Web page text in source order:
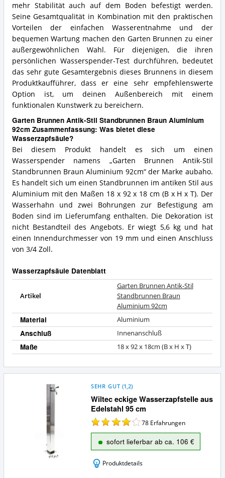
mehr Stabilität auch auf dem Boden befestigt werden.
Seine Gesamtqualität in Kombination mit den praktischen
Vorteilen der einfachen Wasserentnahme und der
bequemen Wartung machen den Garten Brunnen zu einer
außergewöhnlichen Wahl. Für diejenigen, die ihren
persönlichen Wasserspender-Test durchführen, bedeutet
das sehr gute Gesamtergebnis dieses Brunnens in diesem
Produktkaufführer, dass er eine sehr empfehlenswerte
Option ist, um deinen Außenbereich mit einem
funktionalen Kunstwerk zu bereichern.
Garten Brunnen Antik-Stil Standbrunnen Braun Aluminium
92cm Zusammenfassung: Was bietet diese
Wasserzapfsäule?
Bei diesem Produkt handelt es sich um einen
Wasserspender namens „Garten Brunnen Antik-Stil
Standbrunnen Braun Aluminium 92cm“ der Marke aubaho.
Es handelt sich um einen Standbrunnen im antiken Stil aus
Aluminium mit den Maßen 18 x 92 x 18 cm (B x H x T). Der
Wasserhahn und zwei Bohrungen zur Befestigung am
Boden sind im Lieferumfang enthalten. Die Dekoration ist
nicht Bestandteil des Angebots. Er wiegt 5,6 kg und hat
einen Innendurchmesser von 19 mm und einen Anschluss
von 3/4 Zoll.
Wasserzapfsäule Datenblatt
Artikel
Garten Brunnen Antik-Stil
Standbrunnen Braun
Aluminium 92cm
Material Aluminium
Anschluß Innenanschluß
Maße 18 x 92 x 18cm (B x H x T)
Wiltec eckige Wasserzapfstelle aus
Edelstahl 95 cm
SEHR GUT (1,2)
78 Erfahrungen
sofort lieferbar ab ca. 106 €
Produktdetails